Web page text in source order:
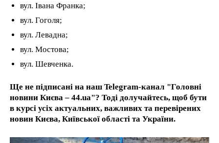
вул. Івана Франка;
вул. Гоголя;
вул. Левадна;
вул. Мостова;
вул. Шевченка.
Ще не підписані на наш Telegram-канал "Головні
новини Києва – 44.ua"? Тоді долучайтесь, щоб бути
в курсі усіх актуальних, важливих та перевірених
новин Києва, Київської області та України.